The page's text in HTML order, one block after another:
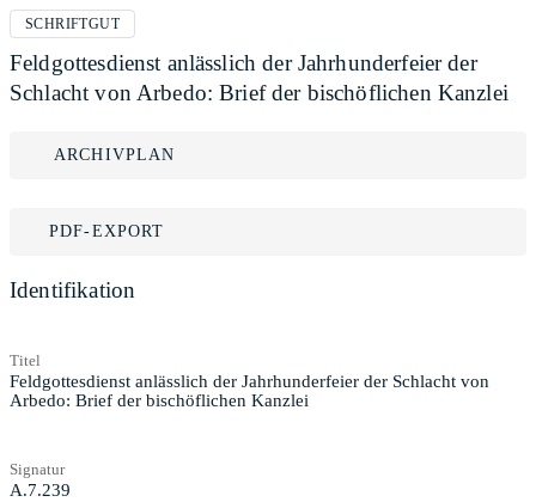
SCHRIFTGUT
Feldgottesdienst anlässlich der Jahrhunderfeier der
Schlacht von Arbedo: Brief der bischöflichen Kanzlei
ARCHIVPLAN
PDF-EXPORT
Identifikation
Titel
Feldgottesdienst anlässlich der Jahrhunderfeier der Schlacht von
Arbedo: Brief der bischöflichen Kanzlei
Signatur
A.7.239